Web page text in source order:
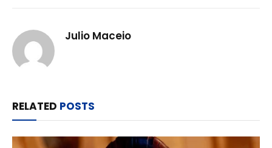
Julio Maceio
RELATED POSTS